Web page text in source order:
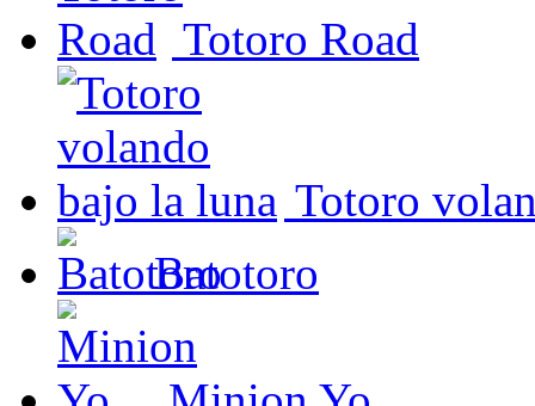
Totoro Road
Totoro
Batotoro